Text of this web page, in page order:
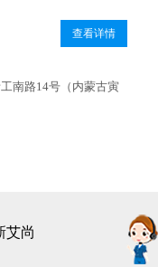
查看详情
南路14号（内蒙古寅
艾尚